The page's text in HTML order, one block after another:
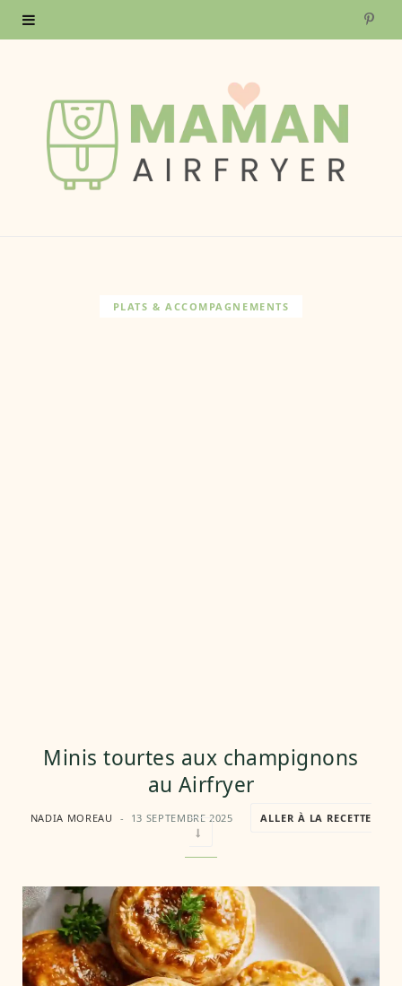
P
PLATS & ACCOMPAGNEMENTS
Minis tourtes aux champignons
au Airfryer
NADIA MOREAU 13 SEPTEMBRE 2025 ALLER À LA RECETTE